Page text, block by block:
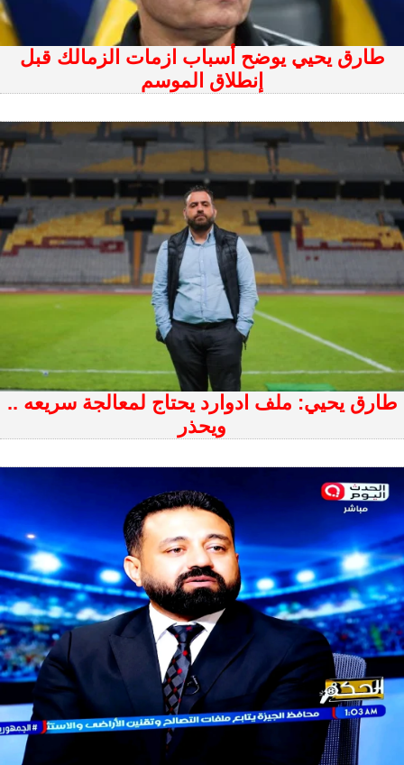
طارق يحيي يوضح أسباب ازمات الزمالك قبل
إنطلاق الموسم
طارق يحيي: ملف ادوارد يحتاج لمعالجة سريعه ..
ويحذر